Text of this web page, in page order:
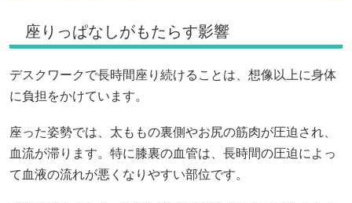
座りっぱなしがもたらす影響
デスクワークで長時間座り続けることは、想像以上に身体
に負担をかけています。
座った姿勢では、太ももの裏側やお尻の筋肉が圧迫され、
血流が滞ります。特に膝裏の血管は、長時間の圧迫によっ
て血液の流れが悪くなりやすい部位です。